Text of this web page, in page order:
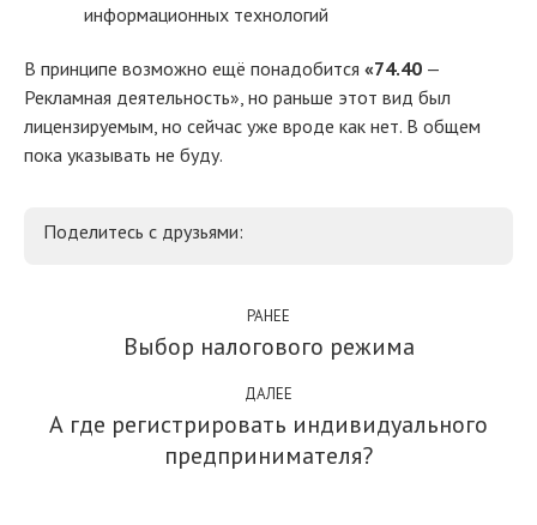
информационных технологий
В принципе возможно ещё понадобится «74.40 —
Рекламная деятельность», но раньше этот вид был
лицензируемым, но сейчас уже вроде как нет. В общем
пока указывать не буду.
Поделитесь с друзьями:
РАНЕЕ
Выбор налогового режима
ДАЛЕЕ
А где регистрировать индивидуального
предпринимателя?